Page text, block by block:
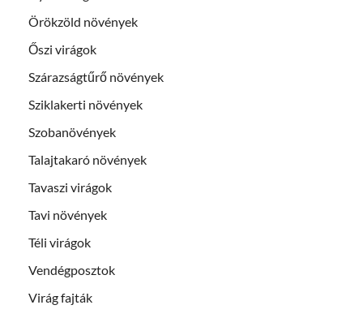
Örökzöld növények
Őszi virágok
Szárazságtűrő növények
Sziklakerti növények
Szobanövények
Talajtakaró növények
Tavaszi virágok
Tavi növények
Téli virágok
Vendégposztok
Virág fajták